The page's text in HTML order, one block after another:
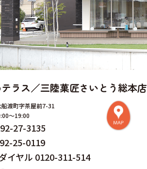
ラス／三陸菓匠さいとう総本店
船渡町字茶屋前7-31
～19:00
27-3135
25-0119
イヤル 0120-311-514